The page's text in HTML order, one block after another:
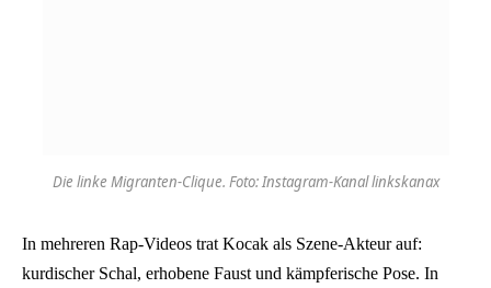
Die linke Migranten-Clique. Foto: Instagram-Kanal linkskanax
In mehreren Rap-Videos trat Kocak als Szene-Akteur auf:
kurdischer Schal, erhobene Faust und kämpferische Pose. In